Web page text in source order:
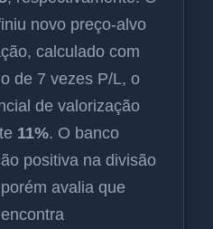
novo preço-alvo
calculado com
de 7 vezes P/L, o
de valorização
11%. O banco
positiva na divisão
avalia que